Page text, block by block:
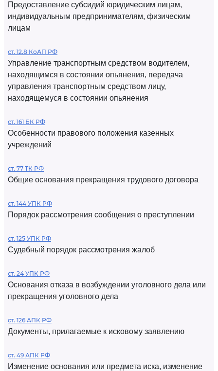
Предоставление субсидий юридическим лицам,
индивидуальным предпринимателям, физическим
лицам
ст. 12.8 КоАП РФ
Управление транспортным средством водителем,
находящимся в состоянии опьянения, передача
управления транспортным средством лицу,
находящемуся в состоянии опьянения
ст. 161 БК РФ
Особенности правового положения казенных
учреждений
ст. 77 ТК РФ
Общие основания прекращения трудового договора
ст. 144 УПК РФ
Порядок рассмотрения сообщения о преступлении
ст. 125 УПК РФ
Судебный порядок рассмотрения жалоб
ст. 24 УПК РФ
Основания отказа в возбуждении уголовного дела или
прекращения уголовного дела
ст. 126 АПК РФ
Документы, прилагаемые к исковому заявлению
ст. 49 АПК РФ
Изменение основания или предмета иска, изменение